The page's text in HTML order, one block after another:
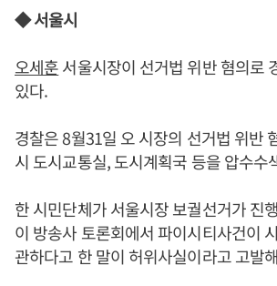
◆ 서울시
오세훈서울시장이 선거법 위반 혐의로
있다.
경찰은 8월31일 오 시장의 선거법 위반
시 도시교통실, 도시계획국 등을 압수수
한 시민단체가 서울시장 보궐선거가 진
이 방송사 토론회에서 파이시티사건이
관하다고 한 말이 허위사실이라고 고발